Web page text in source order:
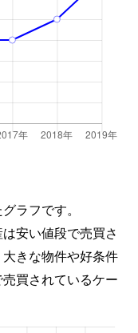
ラフです。
安い値段で売買さ
きな物件や好条件
買されているケー